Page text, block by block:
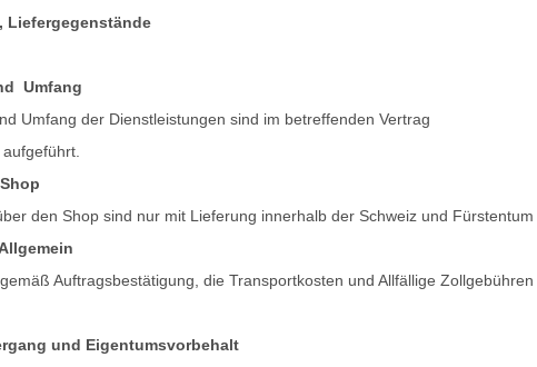
Liefergegenstände
Umfang
Umfang der Dienstleistungen sind im betreffenden Vertrag
den Shop sind nur mit Lieferung innerhalb der Schweiz und
Auftragsbestätigung, die Transportkosten und Allfällige
und Eigentumsvorbehalt